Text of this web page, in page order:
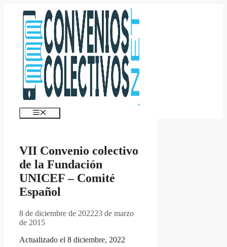
contenido
Menú
VII Convenio colectivo
de la Fundación
UNICEF – Comité
Español
8 de diciembre de 202223 de marzo
de 2015
Actualizado el 8 diciembre, 2022